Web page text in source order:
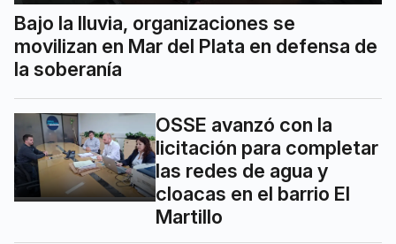
Bajo la lluvia, organizaciones se
movilizan en Mar del Plata en defensa de
la soberanía
OSSE avanzó con la
licitación para completar
las redes de agua y
cloacas en el barrio El
Martillo